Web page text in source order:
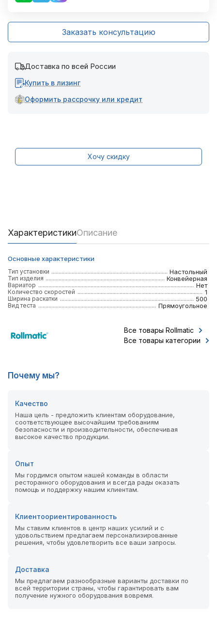
Заказать консультацию
Доставка по всей России
Купить в лизинг
Оформить рассрочку или кредит
Хочу скидку
ХарактеристикиОписание
Основные характеристики
Тип установки Настольный
Тип изделия Конвейерная
Вариатор Нет
Количество скоростей 1
Ширина раскатки 500
Вид теста Прямоугольное
Все товары Rollmatic
Все товары категории
Почему мы?
Качество
Наша цель - предложить клиентам оборудование,
соответствующее высочайшим требованиям
безопасности и производительности, обеспечивая
высокое качество продукции.
Опыт
Мы гордимся опытом нашей команды в области
ресторанного оборудования и всегда рады оказать
помощь и поддержку нашим клиентам.
Клиентоориентированность
Мы ставим клиентов в центр наших усилий и с
удовольствием предлагаем персонализированные
решения, чтобы удовлетворить все ваши запросы.
Доставка
Мы предлагаем разнообразные варианты доставки по
всей территории страны, чтобы гарантировать вам
получение нужного оборудования вовремя.